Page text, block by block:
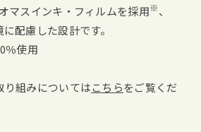
マスインキ・フィルムを採用※、
配慮した設計です。
％使用
り組みについてはこちらをご覧くだ